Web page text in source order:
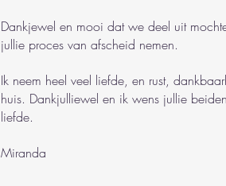
Dankjewel en mooi dat we deel uit
jullie proces van afscheid nemen.
Ik neem heel veel liefde, en rust,
huis. Dankjulliewel en ik wens jullie
liefde.
Miranda